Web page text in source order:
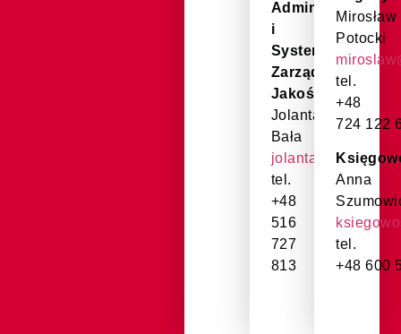
Administracja
i
Systemy
Zarządzania
Jakością
Jolanta
Bała
tel.
+48
516
727
813
Mirosław
Potocki
tel.
+48
724 122
Anna
tel.
+48 600